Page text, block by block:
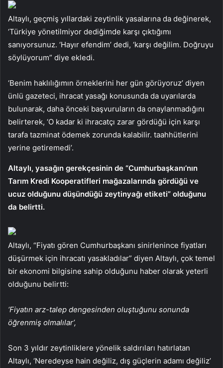
Altaylı, geçmiş yıllardaki zeytinlik yasalarına da değinerek,
‘Türkiye yönetilmiyor dediğimde karşı çıktığımı
sanıyorsunuz. ‘Hayır efendim’ dedi, ‘karşı değilim. Doğruyu
söylüyorum” diye ekledi.
‘Benim haklılığımın örneklerini her gün görüyoruz’ diyen
ünlü gazeteci, ihracat yasağı konusunda da uyarılarda
bulunarak, daha önceki başvuruların da onaylanmadığını
belirterek, ‘O kadar ki ihracatçı zarar gördüğü için karşı
tarafa tazminat ödemek zorunda kalabilir. taahhütlerini
yerine getiremedi’.
Altaylı, yasağın gerekçesinin de “Cumhurbaşkanı’nın
Tarım Kredi Kooperatifleri mağazalarında gördüğü ve
ucuz olduğunu düşündüğü zeytinyağı etiketi” olduğunu
da belirtti.
Altaylı, “Fiyatı gören Cumhurbaşkanı sinirlenince fiyatları
düşürmek için ihracatı yasakladılar” diyen Altaylı, çok temel
bir ekonomi bilgisine sahip olduğunu haber olarak yeterli
olduğunu belirtti:
‘Fiyatın arz-talep dengesinden oluştuğunu sonunda
öğrenmiş olmalılar’,
Son 3 yıldır zeytinliklere yönelik saldırıları hatırlatan
Altaylı, ‘Neredeyse hain değiliz, dış güçlerin adamı değiliz’